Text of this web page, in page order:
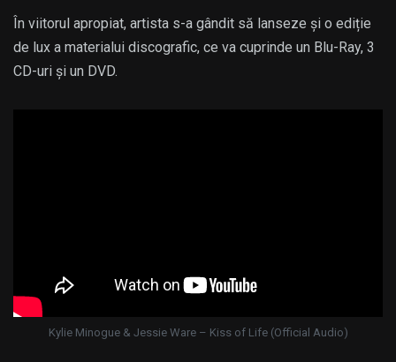
În viitorul apropiat, artista s-a gândit să lanseze și o ediție
de lux a materialui discografic, ce va cuprinde un Blu-Ray, 3
CD-uri și un DVD.
Kylie Minogue & Jessie Ware – Kiss of Life (Official Audio)